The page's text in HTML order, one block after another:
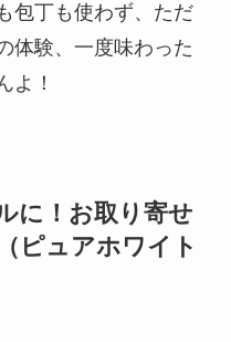
包丁も使わず、ただ
体験、一度味わった
よ！
に！お取り寄せ
ピュアホワイト